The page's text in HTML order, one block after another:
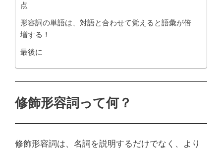
点
形容詞の単語は、対語と合わせて覚えると語彙が倍
増する！
最後に
修飾形容詞って何？
修飾形容詞は、名詞を説明するだけでなく、より